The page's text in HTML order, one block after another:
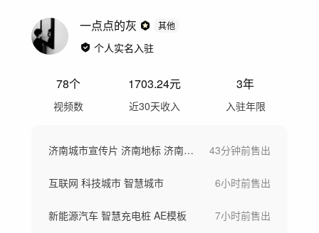
一点点的灰 其他
个人实名入驻
78个
视频数
1703.24元
近30天收入
3年
入驻年限
济南城市宣传片 济南地标 济南延时 43分钟前售出
互联网 科技城市 智慧城市 6小时前售出
新能源汽车 智慧充电桩 AE模板 7小时前售出